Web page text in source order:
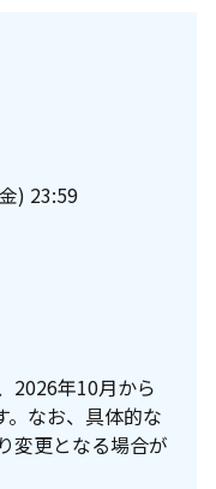
) 23:59
2026年10月から
。なお、具体的な
変更となる場合が